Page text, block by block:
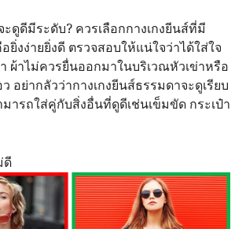
ดูดีมีระดับ? ควรเลือกกางเกงยีนส์ที่มี
ยิ่งง่ายยิ่งดี ตรวจสอบให้แน่ใจว่าได้ใส่ใจ
ผ้าไม่ควรยื่นออกมาในบริเวณหัวเข่าหรือ
อย่ากลัวว่ากางเกงยีนส์ธรรมดาจะดูเรียบ
ารถใส่คู่กับสิ่งอื่นที่ดูดีเช่นเข็มขัด​ กระเป๋า
ดี